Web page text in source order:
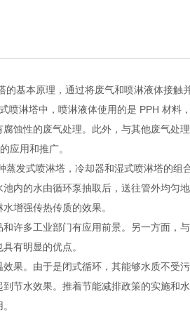
基本原理，通过将废气和喷淋液体接触
喷淋塔中，喷淋液体使用的是 PPH 材料
蚀性的废气处理。此外，与其他废气处
应用和推广。
发式喷淋塔，冷却器和湿式喷淋塔的组
内的水由循环泵抽取后，送往管外均匀地
增强传热传质的效果。
许多工业部门有应用前景。另一方面，
有明显的优点。
果。由于是闭式循环，其能够水质不受
节水效果。推着节能减排政策的实施和